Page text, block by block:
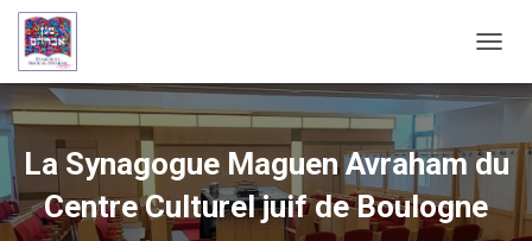
La Synagogue Maguen Avraham du
Centre Culturel juif de Boulogne